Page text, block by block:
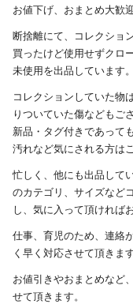
お値下げ、おまとめ大歓
断捨離にて、コレクショ
買ったけど使用せずクロ
未使用を出品しています。
コレクションしていた物
りついていた傷などもご
新品・タグ付きであって
汚れなど気にされる方は
忙しく、他にも出品して
のカテゴリ、サイズなど
し、気に入って頂ければ
仕事、育児のため、連絡
く早く対応させて頂きます
お値引きやおまとめなど
せて頂きます。